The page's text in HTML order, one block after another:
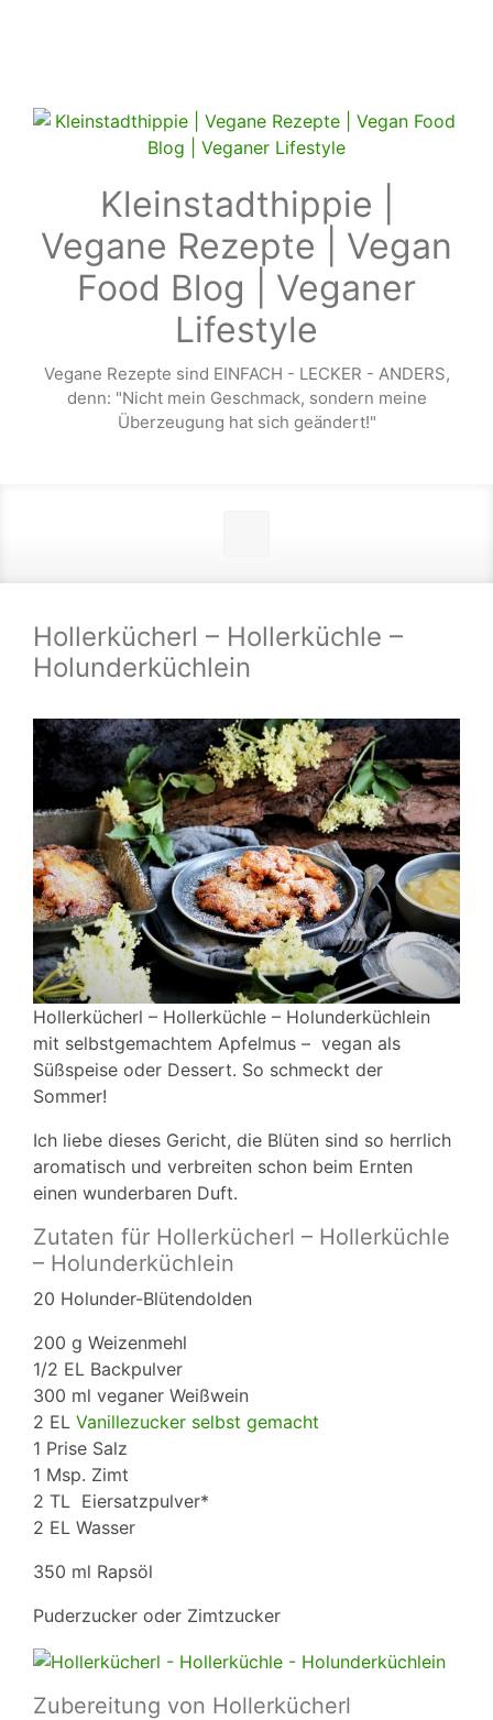
Kleinstadthippie |
Vegane Rezepte | Vegan
Food Blog | Veganer
Lifestyle
Vegane Rezepte sind EINFACH - LECKER - ANDERS,
denn: "Nicht mein Geschmack, sondern meine
Überzeugung hat sich geändert!"
Hollerkücherl – Hollerküchle –
Holunderküchlein
Hollerkücherl – Hollerküchle – Holunderküchlein
mit selbstgemachtem Apfelmus – vegan als
Süßspeise oder Dessert. So schmeckt der
Sommer!
Ich liebe dieses Gericht, die Blüten sind so herrlich
aromatisch und verbreiten schon beim Ernten
einen wunderbaren Duft.
Zutaten für Hollerkücherl – Hollerküchle
– Holunderküchlein
20 Holunder-Blütendolden
200 g Weizenmehl
1/2 EL Backpulver
300 ml veganer Weißwein
2 EL Vanillezucker selbst gemacht
1 Prise Salz
1 Msp. Zimt
2 TL Eiersatzpulver*
2 EL Wasser
350 ml Rapsöl
Puderzucker oder Zimtzucker
Zubereitung von Hollerkücherl